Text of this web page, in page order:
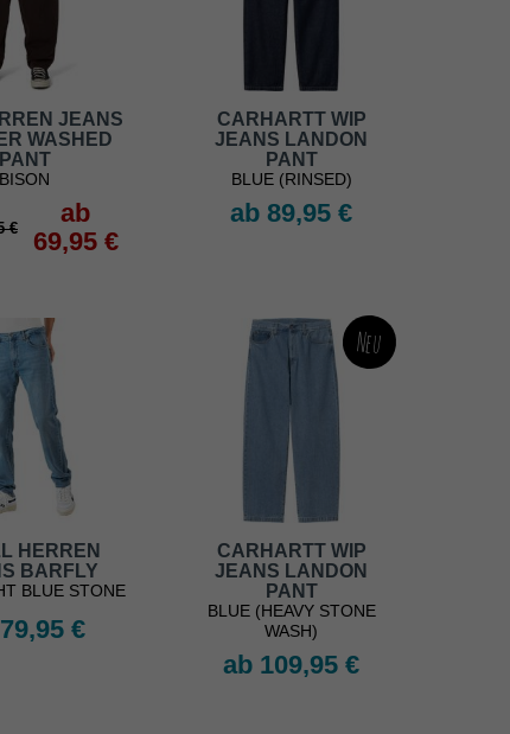
JEANS
WASHED
PANT
BISON
€
ab
69,95 €
CARHARTT WIP
JEANS LANDON
PANT
BLUE (RINSED)
ab 89,95 €
HERREN
BARFLY
BLUE STONE
€
Neu
CARHARTT WIP
JEANS LANDON
PANT
BLUE (HEAVY STONE
WASH)
ab 109,95 €